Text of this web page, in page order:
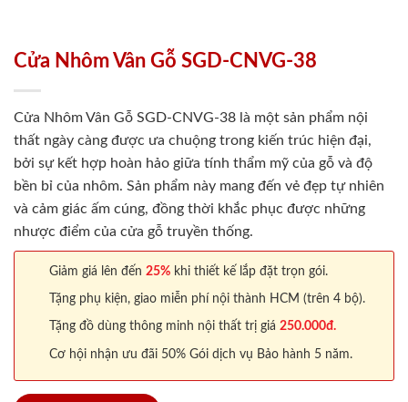
Cửa Nhôm Vân Gỗ SGD-CNVG-38
Cửa Nhôm Vân Gỗ SGD-CNVG-38 là một sản phẩm nội
thất ngày càng được ưa chuộng trong kiến trúc hiện đại,
bởi sự kết hợp hoàn hảo giữa tính thẩm mỹ của gỗ và độ
bền bỉ của nhôm. Sản phẩm này mang đến vẻ đẹp tự nhiên
và cảm giác ấm cúng, đồng thời khắc phục được những
nhược điểm của cửa gỗ truyền thống.
Giảm giá lên đến 25% khi thiết kế lắp đặt trọn gói.
Tặng phụ kiện, giao miễn phí nội thành HCM (trên 4 bộ).
Tặng đồ dùng thông minh nội thất trị giá 250.000đ.
Cơ hội nhận ưu đãi 50% Gói dịch vụ Bảo hành 5 năm.